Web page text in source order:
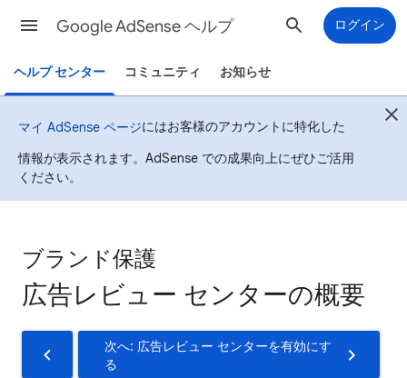
Google AdSense ヘルプ ログイン
ヘルプ センター コミュニティ お知らせ
マイ AdSense ページにはお客様のアカウントに特化した
情報が表示されます。AdSense での成果向上にぜひご活用
ください。
ブランド保護
広告レビュー センターの概要
次へ: 広告レビュー センターを有効にす
る